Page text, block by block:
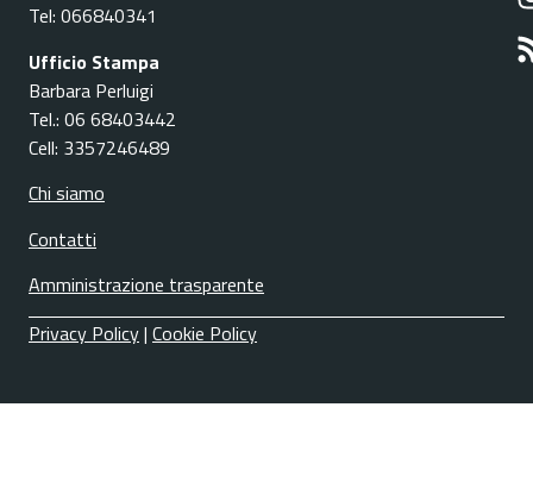
Tel: 066840341
Ufficio Stampa
Barbara Perluigi
Tel.: 06 68403442
Cell: 3357246489
Chi siamo
Contatti
Amministrazione trasparente
Privacy Policy| Cookie Policy